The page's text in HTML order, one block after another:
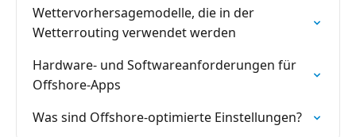
Wettervorhersagemodelle, die in der
Wetterrouting verwendet werden
Hardware- und Softwareanforderungen für
Offshore-Apps
Was sind Offshore-optimierte Einstellungen?